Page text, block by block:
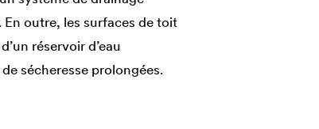
outre, les surfaces de toit
réservoir d’eau
sécheresse prolongées.